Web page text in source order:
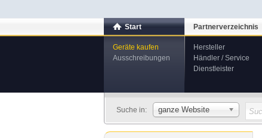
Start
Geräte kaufen
Ausschreibungen
Partnerverzeichnis
Hersteller
Händler / Service
Dienstleister
Suche in: ganze Website